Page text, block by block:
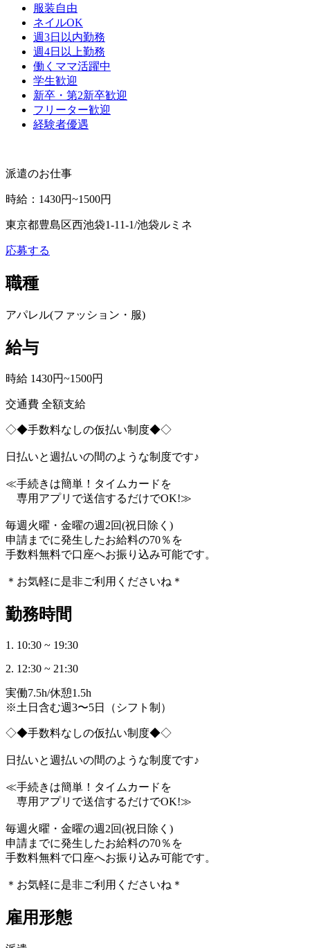
服装自由
ネイルOK
週3日以内勤務
週4日以上勤務
働くママ活躍中
学生歓迎
新卒・第2新卒歓迎
フリーター歓迎
経験者優遇
派遣のお仕事
時給 ： 1430円~1500円
東京都豊島区西池袋1-11-1/池袋ルミネ
応募する
職種
アパレル(ファッション・服)
給与
時給 1430円~1500円
交通費 全額支給
◇◆手数料なしの仮払い制度◆◇
日払いと週払いの間のような制度です♪
≪手続きは簡単！タイムカードを
専用アプリで送信するだけでOK!≫
毎週火曜・金曜の週2回(祝日除く)
申請までに発生したお給料の70％を
手数料無料で口座へお振り込み可能です。
＊お気軽に是非ご利用くださいね＊
勤務時間
1. 10:30 ~ 19:30
2. 12:30 ~ 21:30
実働7.5h/休憩1.5h
※土日含む週3〜5日（シフト制）
◇◆手数料なしの仮払い制度◆◇
日払いと週払いの間のような制度です♪
≪手続きは簡単！タイムカードを
専用アプリで送信するだけでOK!≫
毎週火曜・金曜の週2回(祝日除く)
申請までに発生したお給料の70％を
手数料無料で口座へお振り込み可能です。
＊お気軽に是非ご利用くださいね＊
雇用形態